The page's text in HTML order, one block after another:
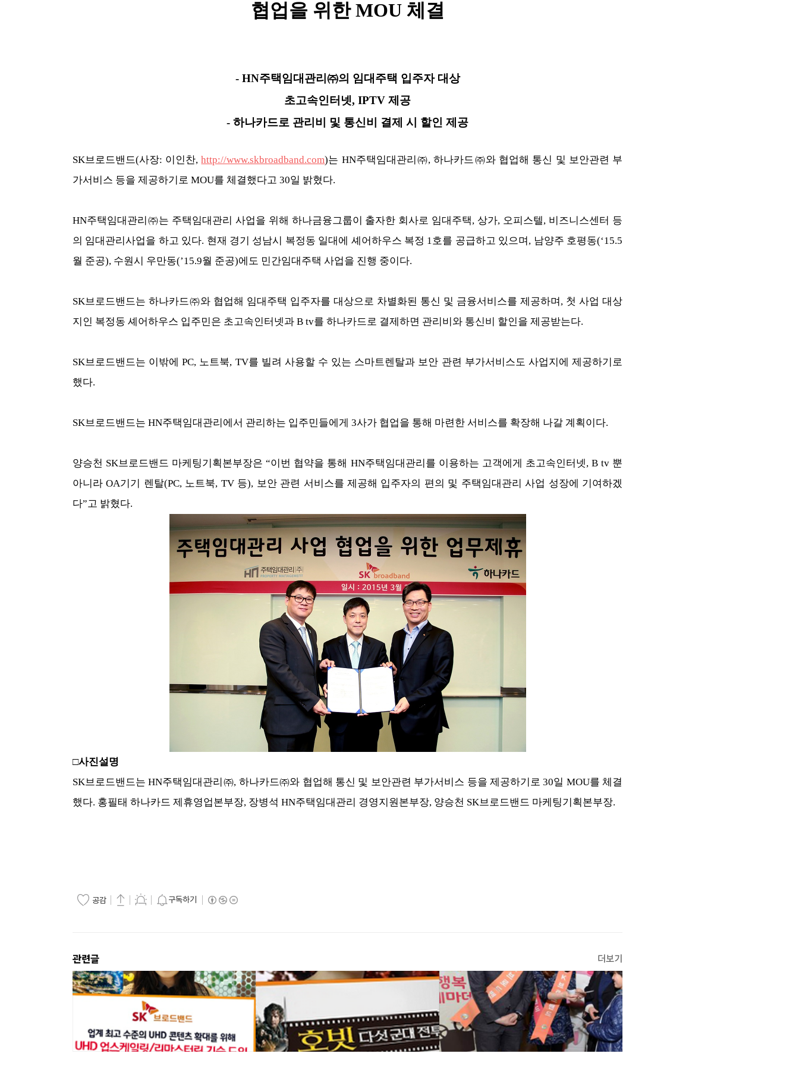
협업을 위한 MOU 체결
- HN주택임대관리㈜의 임대주택 입주자 대상
초고속인터넷, IPTV 제공
- 하나카드로 관리비 및 통신비 결제 시 할인 제공
SK브로드밴드(사장: 이인찬,http://www.skbroadband.com)는 HN주택임대관리㈜, 하나카드㈜와 협업해 통신 및 보안관련 부
가서비스 등을 제공하기로 MOU를 체결했다고 30일 밝혔다.
HN주택임대관리㈜는 주택임대관리 사업을 위해 하나금융그룹이 출자한 회사로 임대주택, 상가, 오피스텔, 비즈니스센터 등
의 임대관리사업을 하고 있다. 현재 경기 성남시 복정동 일대에 셰어하우스 복정 1호를 공급하고 있으며, 남양주 호평동(‘15.5
월 준공), 수원시 우만동(’15.9월 준공)에도 민간임대주택 사업을 진행 중이다.
SK브로드밴드는 하나카드㈜와 협업해 임대주택 입주자를 대상으로 차별화된 통신 및 금융서비스를 제공하며, 첫 사업 대상
지인 복정동 셰어하우스 입주민은 초고속인터넷과 B tv를 하나카드로 결제하면 관리비와 통신비 할인을 제공받는다.
SK브로드밴드는 이밖에 PC, 노트북, TV를 빌려 사용할 수 있는 스마트렌탈과 보안 관련 부가서비스도 사업지에 제공하기로
했다.
SK브로드밴드는 HN주택임대관리에서 관리하는 입주민들에게 3사가 협업을 통해 마련한 서비스를 확장해 나갈 계획이다.
양승천 SK브로드밴드 마케팅기획본부장은 “이번 협약을 통해 HN주택임대관리를 이용하는 고객에게 초고속인터넷, B tv 뿐
아니라 OA기기 렌탈(PC, 노트북, TV 등), 보안 관련 서비스를 제공해 입주자의 편의 및 주택임대관리 사업 성장에 기여하겠
다”고 밝혔다.
□사진설명
SK브로드밴드는 HN주택임대관리㈜, 하나카드㈜와 협업해 통신 및 보안관련 부가서비스 등을 제공하기로 30일 MOU를 체결
했다. 홍필태 하나카드 제휴영업본부장, 장병석 HN주택임대관리 경영지원본부장, 양승천 SK브로드밴드 마케팅기획본부장.
공감 구독하기
관련글 더보기